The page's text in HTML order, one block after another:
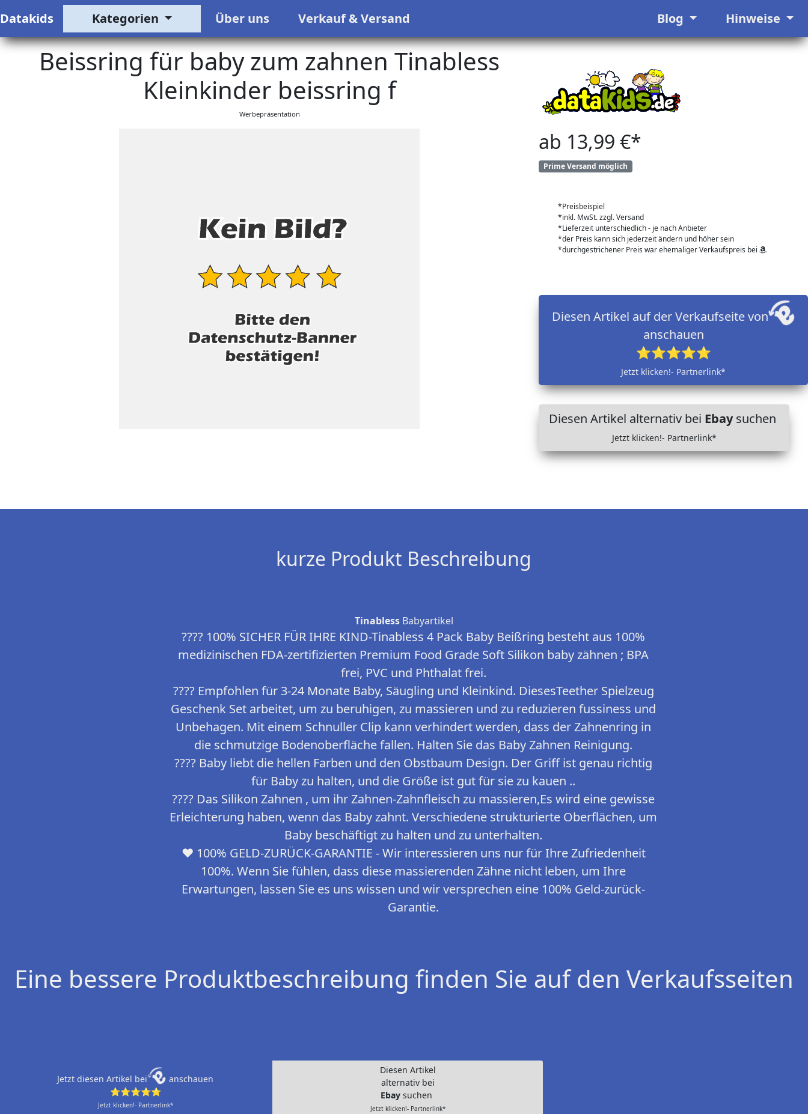
Datakids Kategorien Über uns Verkauf & Versand Blog Hinweise
Beissring für baby zum zahnen Tinabless
Kleinkinder beissring f
Werbepräsentation
ab 13,99 €*
Prime Versand möglich
*Preisbeispiel
*inkl. MwSt. zzgl. Versand
*Lieferzeit unterschiedlich - je nach Anbieter
*der Preis kann sich jederzeit ändern und höher sein
*durchgestrichener Preis war ehemaliger Verkaufspreis bei
Diesen Artikel auf der Verkaufseite von
anschauen
⭐⭐⭐⭐⭐
Jetzt klicken!- Partnerlink*
Diesen Artikel alternativ bei Ebaysuchen
Jetzt klicken!- Partnerlink*
kurze Produkt Beschreibung
TinablessBabyartikel
???? 100% SICHER FÜR IHRE KIND-Tinabless 4 Pack Baby Beißring besteht aus 100%
medizinischen FDA-zertifizierten Premium Food Grade Soft Silikon baby zähnen ; BPA
frei, PVC und Phthalat frei.
???? Empfohlen für 3-24 Monate Baby, Säugling und Kleinkind. DiesesTeether Spielzeug
Geschenk Set arbeitet, um zu beruhigen, zu massieren und zu reduzieren fussiness und
Unbehagen. Mit einem Schnuller Clip kann verhindert werden, dass der Zahnenring in
die schmutzige Bodenoberfläche fallen. Halten Sie das Baby Zahnen Reinigung.
???? Baby liebt die hellen Farben und den Obstbaum Design. Der Griff ist genau richtig
für Baby zu halten, und die Größe ist gut für sie zu kauen ..
???? Das Silikon Zahnen , um ihr Zahnen-Zahnfleisch zu massieren,Es wird eine gewisse
Erleichterung haben, wenn das Baby zahnt. Verschiedene strukturierte Oberflächen, um
Baby beschäftigt zu halten und zu unterhalten.
❤ 100% GELD-ZURÜCK-GARANTIE - Wir interessieren uns nur für Ihre Zufriedenheit
100%. Wenn Sie fühlen, dass diese massierenden Zähne nicht leben, um Ihre
Erwartungen, lassen Sie es uns wissen und wir versprechen eine 100% Geld-zurück-
Garantie.
Eine bessere Produktbeschreibung finden Sie auf den Verkaufsseiten
Jetzt diesen Artikel bei
anschauen
⭐⭐⭐⭐⭐
Jetzt klicken!- Partnerlink*
Diesen Artikel
alternativ bei
Ebay suchen
Jetzt klicken!- Partnerlink*